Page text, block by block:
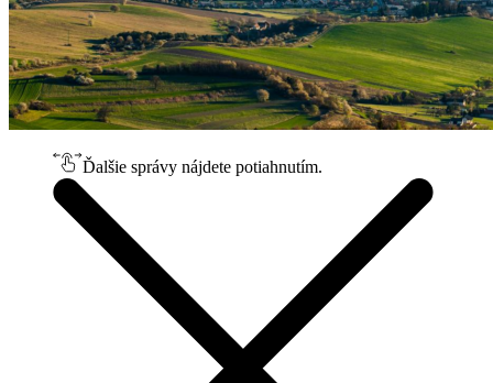
Ďalšie správy nájdete potiahnutím.